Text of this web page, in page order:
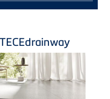
TECEdrainway